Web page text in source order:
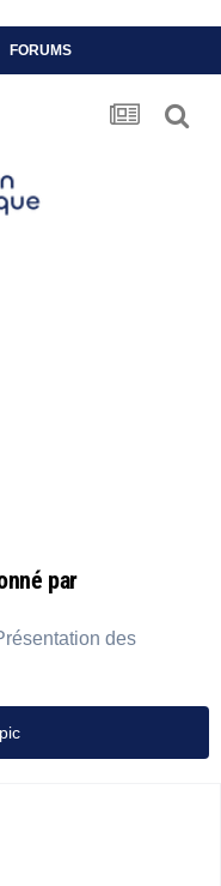
FORUMS
par
des